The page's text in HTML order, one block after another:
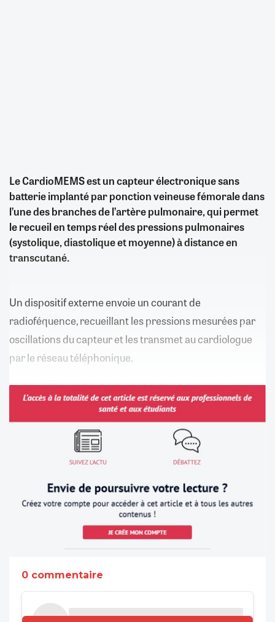
Le CardioMEMS est un capteur électronique sans
batterie implanté par ponction veineuse fémorale dans
l’une des branches de l’artère pulmonaire, qui permet
le recueil en temps réel des pressions pulmonaires
(systolique, diastolique et moyenne) à distance en
transcutané.
Un dispositif externe envoie un courant de
radioféquence, recueillant les pressions mesurées par
oscillations du capteur et les transmet au cardiologue
par le réseau téléphonique.
0 commentaire